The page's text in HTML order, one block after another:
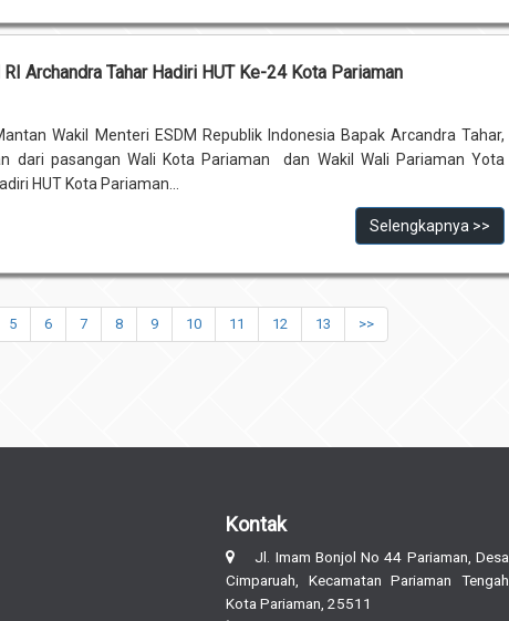
Archandra Tahar Hadiri HUT Ke-24 Kota Pariaman
Wakil Menteri ESDM Republik Indonesia Bapak Arcandra Tahar,
dari pasangan Wali Kota Pariaman dan Wakil Wali Pariaman Yota
HUT Kota Pariaman...
Selengkapnya >>
5 6 7 8 9 10 11 12 13 >>
Kontak
Jl. Imam Bonjol No 44 Pariaman, Desa
Cimparuah, Kecamatan Pariaman Tengah
Kota Pariaman, 25511